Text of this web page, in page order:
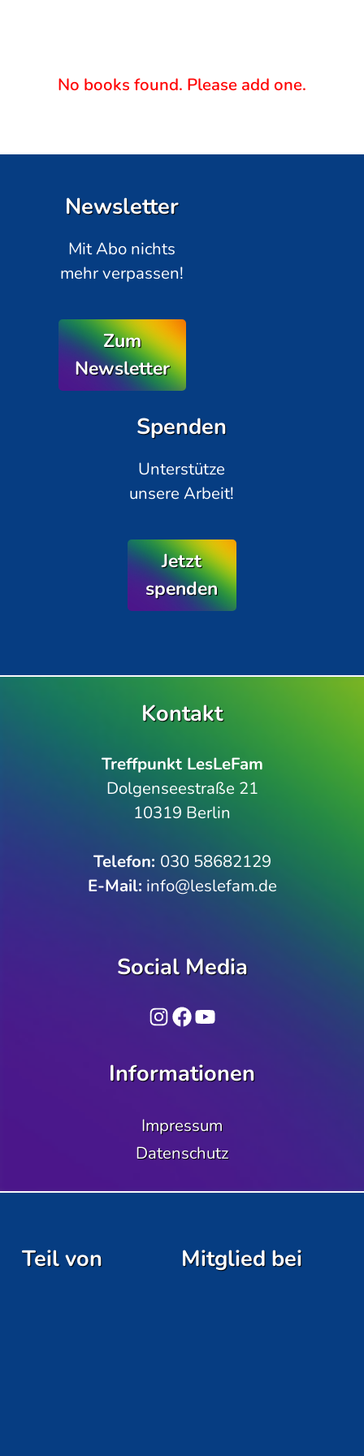
No books found. Please add one.
Newsletter
Mit Abo nichts
mehr verpassen!
Zum
Newsletter
Spenden
Unterstütze
unsere Arbeit!
Jetzt
spenden
Kontakt
Treffpunkt LesLeFam
Dolgenseestraße 21
10319 Berlin
Telefon­: 030 58682129
E-Mail: info@leslefam.de
Social Media
Instagram
Facebook
YouTube
Informationen
Impressum
Datenschutz
Teil von Mitglied bei